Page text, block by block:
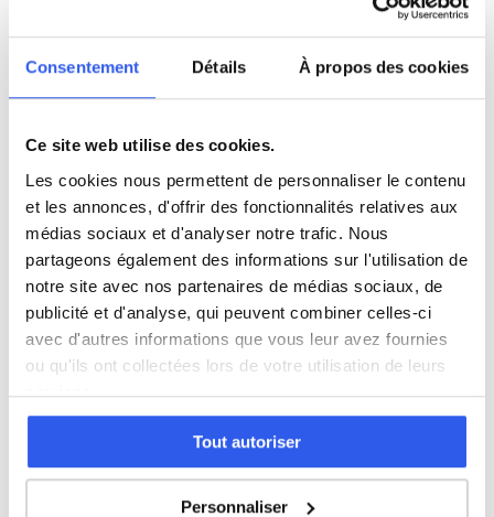
Consentement Détails À propos des cookies
Ce site web utilise des cookies.
Les cookies nous permettent de personnaliser le contenu
et les annonces, d'offrir des fonctionnalités relatives aux
médias sociaux et d'analyser notre trafic. Nous
partageons également des informations sur l'utilisation de
notre site avec nos partenaires de médias sociaux, de
publicité et d'analyse, qui peuvent combiner celles-ci
avec d'autres informations que vous leur avez fournies
ou qu'ils ont collectées lors de votre utilisation de leurs
services.
Tout autoriser
Personnaliser
Première (Lycée)
Terminale (Lycée)
⭐
387+ familles accompagnées à Les Abymes
Note moyenne de 4.8/5. Notre organisme partenaire
intervient à domicile à Les Abymes et alentours.
Rejoindre ces familles →
Villes proches de Les Abymes